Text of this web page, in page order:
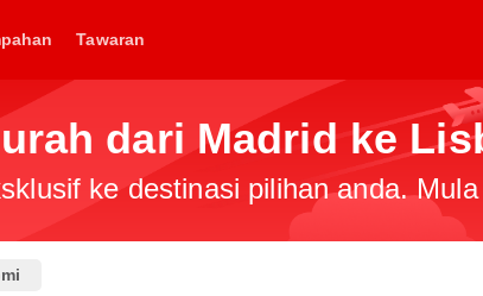
Tawaran
dari Madrid ke
ke destinasi pilihan anda.